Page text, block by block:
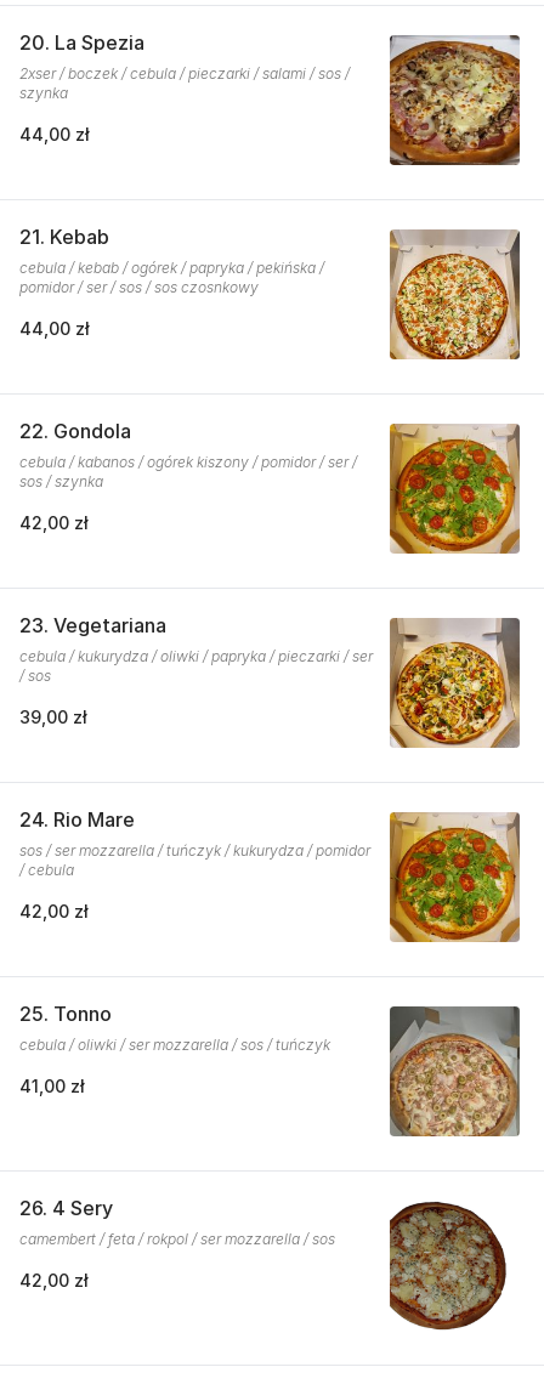
20. La Spezia
2xser / boczek / cebula / pieczarki / salami / sos /
szynka
44,00 zł
21. Kebab
cebula / kebab / ogórek / papryka / pekińska /
pomidor / ser / sos / sos czosnkowy
44,00 zł
22. Gondola
cebula / kabanos / ogórek kiszony / pomidor / ser /
sos / szynka
42,00 zł
23. Vegetariana
cebula / kukurydza / oliwki / papryka / pieczarki / ser
/ sos
39,00 zł
24. Rio Mare
sos / ser mozzarella / tuńczyk / kukurydza / pomidor
/ cebula
42,00 zł
25. Tonno
cebula / oliwki / ser mozzarella / sos / tuńczyk
41,00 zł
26. 4 Sery
camembert / feta / rokpol / ser mozzarella / sos
42,00 zł